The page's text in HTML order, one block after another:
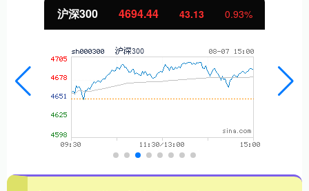
沪深300 4694.44 43.13 0.93%